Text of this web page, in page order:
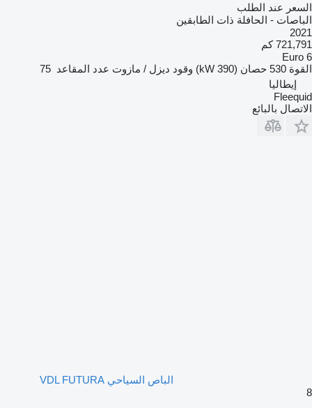
السعر عند الطلب
الباصات - الحافلة ذات الطابقين
2021
721,791 كم
Euro 6
القوة 530 حصان (390 kW) وقود ديزل / مازوت عدد المقاعد 75
إيطاليا
Fleequid
الاتصال بالبائع
الباص السياحي VDL FUTURA
8